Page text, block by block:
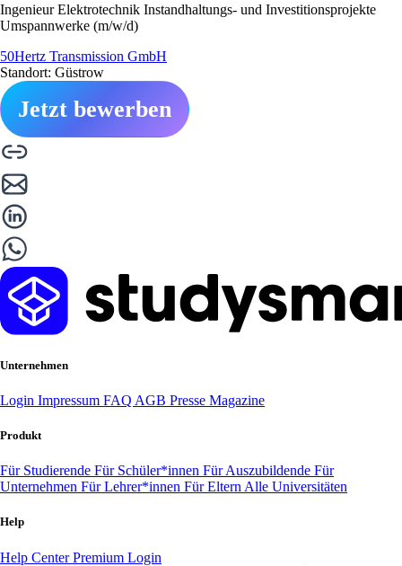
Ingenieur Elektrotechnik Instandhaltungs- und Investitionsprojekte
Umspannwerke (m/w/d)
50Hertz Transmission GmbH
Standort: Güstrow
Jetzt bewerben
Unternehmen
Login Impressum FAQ AGB Presse Magazine
Produkt
Für Studierende Für Schüler*innen Für Auszubildende Für
Unternehmen Für Lehrer*innen Für Eltern Alle Universitäten
Help
Help CenterPremium Login